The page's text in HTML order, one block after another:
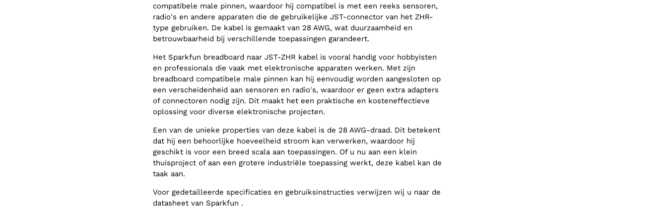
compatibele male pinnen, waardoor hij compatibel is met een reeks sensoren,
radio's en andere apparaten die de gebruikelijke JST-connector van het ZHR-
type gebruiken. De kabel is gemaakt van 28 AWG, wat duurzaamheid en
betrouwbaarheid bij verschillende toepassingen garandeert.
Het Sparkfun breadboard naar JST-ZHR kabel is vooral handig voor hobbyisten
en professionals die vaak met elektronische apparaten werken. Met zijn
breadboard compatibele male pinnen kan hij eenvoudig worden aangesloten op
een verscheidenheid aan sensoren en radio's, waardoor er geen extra adapters
of connectoren nodig zijn. Dit maakt het een praktische en kosteneffectieve
oplossing voor diverse elektronische projecten.
Een van de unieke properties van deze kabel is de 28 AWG-draad. Dit betekent
dat hij een behoorlijke hoeveelheid stroom kan verwerken, waardoor hij
geschikt is voor een breed scala aan toepassingen. Of u nu aan een klein
thuisproject of aan een grotere industriële toepassing werkt, deze kabel kan de
taak aan.
Voor gedetailleerde specificaties en gebruiksinstructies verwijzen wij u naar de
datasheet van Sparkfun .